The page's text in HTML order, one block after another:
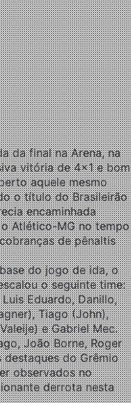
da final na Arena, na
vitória de 4×1 e bom
aquele mesmo
o título do Brasileirão
encaminhada
Atlético-MG no tempo
de pênaltis
do jogo de ida, o
o seguinte time:
Eduardo, Danillo,
Tiago (John),
e Gabriel Mec.
João Borne, Roger
do Grêmio
observados no
derrota nesta